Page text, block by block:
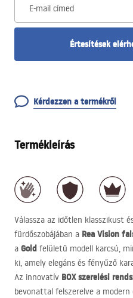
E-mail címed
Értesítések
Kérdezzen a termékről
Termékleírás
Válassza az időtlen klasszikust
fürdőszobájában a Rea Vision
a Gold felületű modell karcsú,
ki, amely elegáns és fényűző
Az innovatív BOXszerelési
bevonattal felszerelve a